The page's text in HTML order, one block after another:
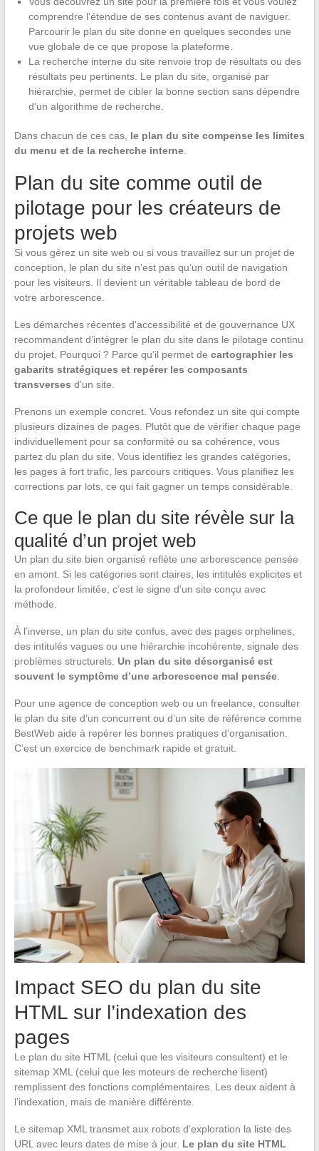
comprendre l’étendue de ses contenus avant de naviguer.
Parcourir le plan du site donne en quelques secondes une
vue globale de ce que propose la plateforme.
La recherche interne du site renvoie trop de résultats ou des
résultats peu pertinents. Le plan du site, organisé par
hiérarchie, permet de cibler la bonne section sans dépendre
d’un algorithme de recherche.
Dans chacun de ces cas, le plan du site compense les limites
du menu et de la recherche interne.
Plan du site comme outil de
pilotage pour les créateurs de
projets web
Si vous gérez un site web ou si vous travaillez sur un projet de
conception, le plan du site n’est pas qu’un outil de navigation
pour les visiteurs. Il devient un véritable tableau de bord de
votre arborescence.
Les démarches récentes d’accessibilité et de gouvernance UX
recommandent d’intégrer le plan du site dans le pilotage continu
du projet. Pourquoi ? Parce qu’il permet de cartographier les
gabarits stratégiques et repérer les composants
transverses d’un site.
Prenons un exemple concret. Vous refondez un site qui compte
plusieurs dizaines de pages. Plutôt que de vérifier chaque page
individuellement pour sa conformité ou sa cohérence, vous
partez du plan du site. Vous identifiez les grandes catégories,
les pages à fort trafic, les parcours critiques. Vous planifiez les
corrections par lots, ce qui fait gagner un temps considérable.
Ce que le plan du site révèle sur la
qualité d’un projet web
Un plan du site bien organisé reflète une arborescence pensée
en amont. Si les catégories sont claires, les intitulés explicites et
la profondeur limitée, c’est le signe d’un site conçu avec
méthode.
À l’inverse, un plan du site confus, avec des pages orphelines,
des intitulés vagues ou une hiérarchie incohérente, signale des
problèmes structurels. Un plan du site désorganisé est
souvent le symptôme d’une arborescence mal pensée.
Pour une agence de conception web ou un freelance, consulter
le plan du site d’un concurrent ou d’un site de référence comme
BestWeb aide à repérer les bonnes pratiques d’organisation.
C’est un exercice de benchmark rapide et gratuit.
Impact SEO du plan du site
HTML sur l’indexation des
pages
Le plan du site HTML (celui que les visiteurs consultent) et le
sitemap XML (celui que les moteurs de recherche lisent)
remplissent des fonctions complémentaires. Les deux aident à
l’indexation, mais de manière différente.
Le sitemap XML transmet aux robots d’exploration la liste des
URL avec leurs dates de mise à jour. Le plan du site HTML